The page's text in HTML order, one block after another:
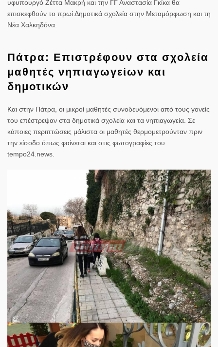
υφυπουργό Ζέττα Μακρή και την ΓΓ Αναστασία Γκίκα θα
επισκεφθούν το πρωί Δημοτικά σχολεία στην Μεταμόρφωση και τη
Νέα Χαλκηδόνα.
Πάτρα: Επιστρέφουν στα σχολεία
μαθητές νηπιαγωγείων και
δημοτικών
Και στην Πάτρα, οι μικροί μαθητές συνοδευόμενοι από τους γονείς
του επέστρεψαν στα δημοτικά σχολεία και τα νηπιαγωγεία. Σε
κάποιες περιπτώσεις μάλιστα οι μαθητές θερμομετρούνταν πριν
την είσοδο όπως φαίνεται και στις φωτογραφίες του
tempo24.news.